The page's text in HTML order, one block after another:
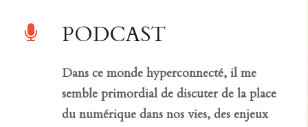
PODCAST
Dans ce monde hyperconnecté, il me
semble primordial de discuter de la place
du numérique dans nos vies, des enjeux